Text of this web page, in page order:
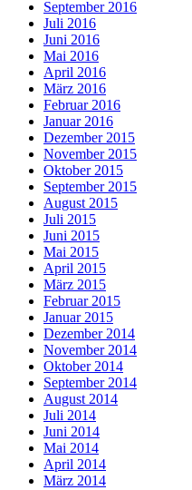
September 2016
Juli 2016
Juni 2016
Mai 2016
April 2016
März 2016
Februar 2016
Januar 2016
Dezember 2015
November 2015
Oktober 2015
September 2015
August 2015
Juli 2015
Juni 2015
Mai 2015
April 2015
März 2015
Februar 2015
Januar 2015
Dezember 2014
November 2014
Oktober 2014
September 2014
August 2014
Juli 2014
Juni 2014
Mai 2014
April 2014
März 2014